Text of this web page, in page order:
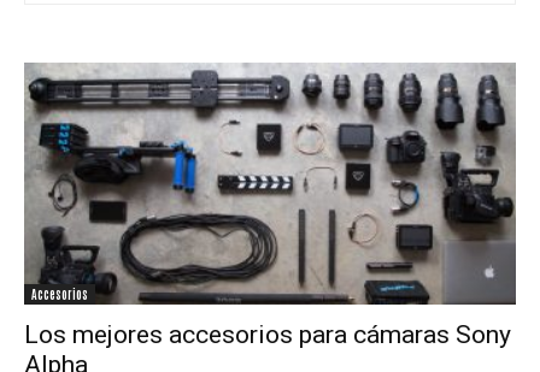
Accesorios
Los mejores accesorios para cámaras Sony
Alpha